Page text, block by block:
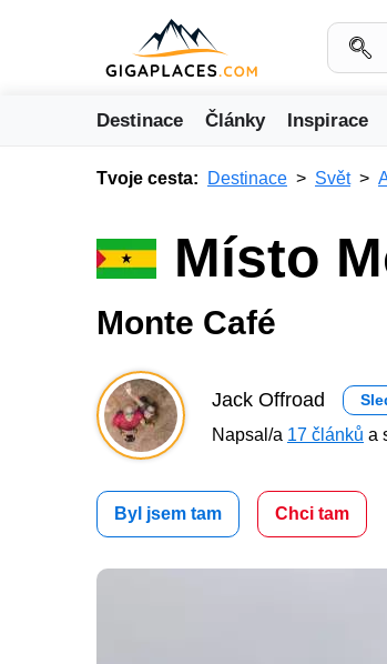
Destinace Články Inspirace
Tvoje cesta: Destinace Svět
Místo
Monte Café
Jack Offroad
Napsal/a 17 článků a
Byl jsem tam Chci tam